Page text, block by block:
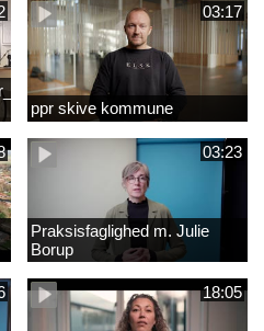
03:17
ppr skive kommune
03:23
Praksisfaglighed m. Julie
Borup
18:05